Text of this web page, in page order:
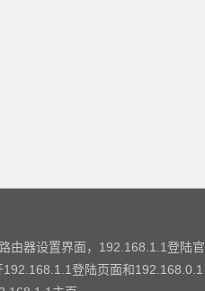
器设置界面，192.168.1.1登陆官
登陆页面和192.168.0.1